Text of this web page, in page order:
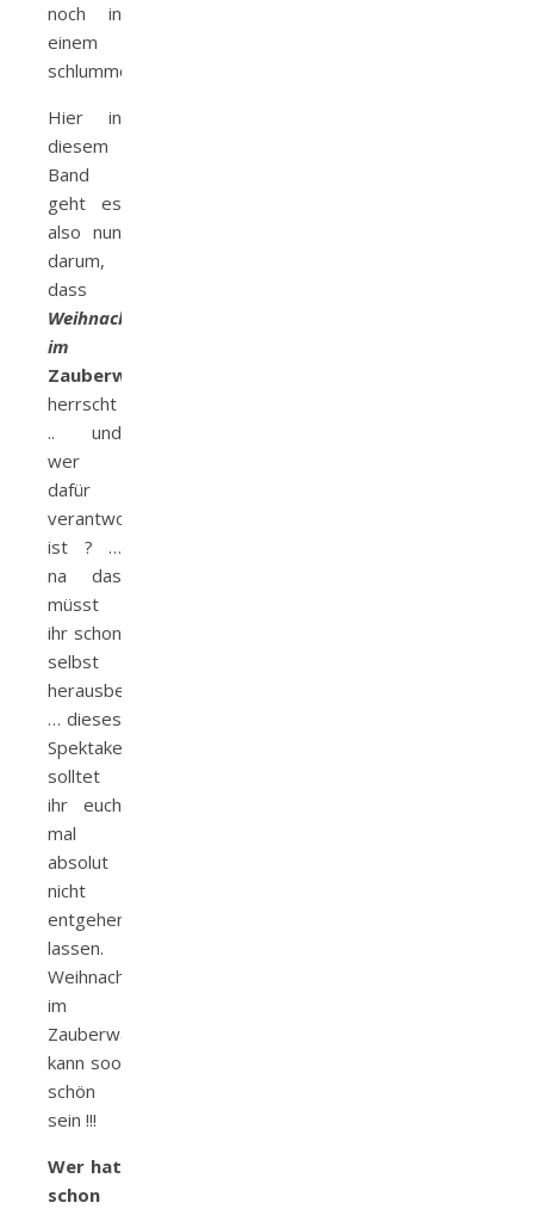
noch in
einem
schlummert.
Hier in
diesem
Band
geht es
also nun
darum,
dass
Weihnachtswirbel
im
Zauberwald
herrscht
.. und
wer
dafür
verantwortlich
ist ? …
na das
müsst
ihr schon
selbst
herausbekommen
… dieses
Spektakel
solltet
ihr euch
mal
absolut
nicht
entgehen
lassen.
Weihnachten
im
Zauberwald
kann soo
schön
sein !!!
Wer hat
schon